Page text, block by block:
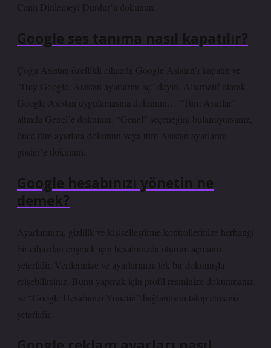
Canlı Dinlemeyi Durdur’a dokunun.
Google ses tanıma nasıl kapatılır?
Çoğu Asistan özellikli cihazda Google Asistan’ı kapatın ve
“Hey Google, Asistan ayarlarını aç” deyin. Alternatif olarak,
Google Asistan uygulamasına dokunun… “Tüm Ayarlar”
altında Genel’e dokunun. “Genel” seçeneğini bulamıyorsanız,
önce tüm ayarlara dokunun veya tüm Asistan ayarlarını
göster’e dokunun.
Google hesabınızı yönetin ne
demek?
Ayarlarınıza, gizlilik ve kişiselleştirme kontrollerinize herhangi
bir cihazdan erişmek için hesabınızda oturum açmanız
yeterlidir. Verilerinize ve ayarlarınıza tek bir dokunuşla
erişebilirsiniz. Bunu yapmak için profil resminize dokunmanız
ve “Google Hesabınızı Yönetin” bağlantısını takip etmeniz
yeterlidir.